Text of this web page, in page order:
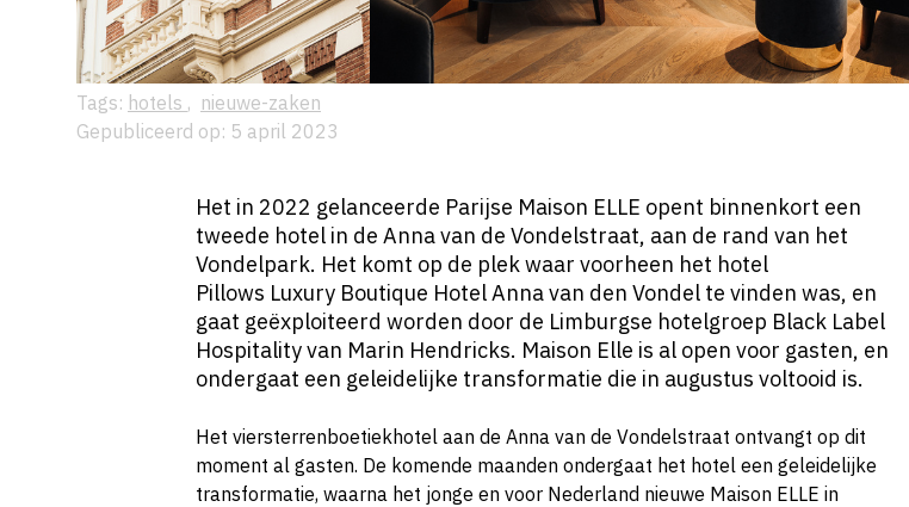
Tags: hotels , nieuwe-zaken
Gepubliceerd op: 5 april 2023
Het in 2022 gelanceerde Parijse Maison ELLE opent binnenkort een
tweede hotel in de Anna van de Vondelstraat, aan de rand van het
Vondelpark. Het komt op de plek waar voorheen het hotel
Pillows Luxury Boutique Hotel Anna van den Vondel te vinden was, en
gaat geëxploiteerd worden door de Limburgse hotelgroep Black Label
Hospitality van Marin Hendricks. Maison Elle is al open voor gasten, en
ondergaat een geleidelijke transformatie die in augustus voltooid is.
Het viersterrenboetiekhotel aan de Anna van de Vondelstraat ontvangt op dit
moment al gasten. De komende maanden ondergaat het hotel een geleidelijke
transformatie, waarna het jonge en voor Nederland nieuwe Maison ELLE in